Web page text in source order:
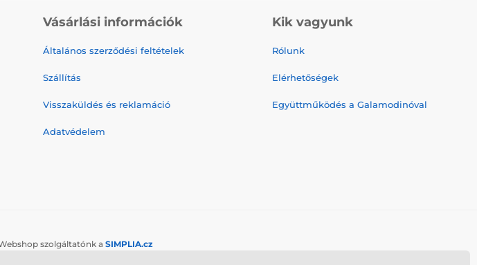
Vásárlási információk
Általános szerződési feltételek
Szállítás
Visszaküldés és reklamáció
Adatvédelem
Kik vagyunk
Rólunk
Elérhetőségek
Együttműködés a Galamodinóval
szolgáltatónk a SIMPLIA.cz